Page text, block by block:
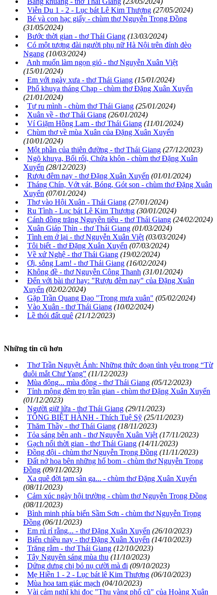
Viễn Du 1 - 2 - Lục bát Lê Kim Thượng (27/05/2024)
Bé và con hạc giấy - chùm thơ Nguyễn Trọng Đồng
(31/05/2024)
Bước thời gian - thơ Thái Giang (13/03/2024)
Có một tượng đài người phụ nữ Hà Nội trên đỉnh đèo
Ngang (10/03/2024)
Anh muốn làm ngọn gió - thơ Nguyễn Xuân Việt
(15/01/2024)
Em với ngày xưa - thơ Thái Giang (15/01/2024)
Phố khuya tháng Chạp - chùm thơ Đặng Xuân Xuyến
(21/01/2024)
Tự ru mình - chùm thơ Thái Giang (25/01/2024)
Xuân về - thơ Thái Giang (26/01/2024)
Ví Giặm Hồng Lam - thơ Thái Giang (11/01/2024)
Chùm thơ về mùa Xuân của Đặng Xuân Xuyến
(10/01/2024)
Một phần của thiên đường - thơ Thái Giang (27/12/2023)
Ngõ khuya, Bối rối, Chửa khôn - chùm thơ Đặng Xuân
Xuyến (28/12/2023)
Rượu đêm nay - thơ Đặng Xuân Xuyến (01/01/2024)
Tháng Chín, Vớt vát, Bóng, Gót son - chùm thơ Đặng Xuân
Xuyến (07/01/2024)
Thơ vào Hội Xuân - Thái Giang (27/01/2024)
Ru Tình - Lục bát Lê Kim Thượng (30/01/2024)
Cánh đồng trăng Nguyên tiêu - thơ Thái Giang (24/02/2024)
Xuân Giáp Thìn - thơ Thái Giang (01/03/2024)
Tình em ở lại - thơ Nguyễn Xuân Việt (03/03/2024)
Tôi biết - thơ Đặng Xuân Xuyến (07/03/2024)
Về xứ Nghệ - thơ Thái Giang (19/02/2024)
Ơi, sông Lam! - thơ Thái Giang (16/02/2024)
Không đề - thơ Nguyễn Công Thanh (31/01/2024)
Đến với bài thơ hay: "Rượu đêm nay" của Đặng Xuân
Xuyến (02/02/2024)
Gặp Trần Quang Đạo "Trong mưa xuân" (05/02/2024)
Vào Xuân - thơ Thái Giang (10/02/2024)
Lề thói đất quê (21/12/2023)
Những tin cũ hơn
Thơ Trần Nguyệt Ánh: Những thức đoạn tình yêu trong “Từ
đuôi mắt Chư Yang” (11/12/2023)
Mùa đông... mùa đông - thơ Thái Giang (05/12/2023)
Tỉnh mộng đêm trọ trần gian - chùm thơ Đặng Xuân Xuyến
(01/12/2023)
Người giữ lửa - thơ Thái Giang (29/11/2023)
TỐNG BIỆT HÀNH - Thích Tuệ Sỹ (25/11/2023)
Thăm Thầy - thơ Thái Giang (18/11/2023)
Tỏa sáng bên anh - thơ Nguyễn Xuân Việt (17/11/2023)
Gạch nối thời gian - thơ Thái Giang (14/11/2023)
Đồng đội - chùm thơ Nguyễn Trọng Đồng (11/11/2023)
Đất nở hoa bên những hố bom - chùm thơ Nguyễn Trọng
Đồng (09/11/2023)
Xa quê đời tạm sân ga... - chùm thơ Đặng Xuân Xuyến
(08/11/2023)
Cảm xúc ngày hội trường - chùm thơ Nguyễn Trọng Đồng
(08/11/2023)
Bình minh phía biển Sầm Sơn - chùm thơ Nguyễn Trọng
Đồng (06/11/2023)
Em rủ rỉ rằng... - thơ Đặng Xuân Xuyến (26/10/2023)
Biển chiều nay - thơ Đặng Xuân Xuyến (14/10/2023)
Trăng rằm - thơ Thái Giang (12/10/2023)
Tây Nguyên sáng mùa thu (11/10/2023)
Dửng dưng chị bỏ nụ cười mà đi (09/10/2023)
Mẹ Hiền 1 - 2 - Lục bát lê Kim Thượng (06/10/2023)
Mùa hoa tam giác mạch (04/10/2023)
Vài cảm nghĩ khi đọc "Thu vàng phố cũ" của Hoàng Xuân